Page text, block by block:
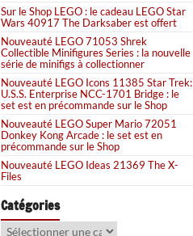
Sur le Shop LEGO : le cadeau LEGO Star
Wars 40917 The Darksaber est offert
Nouveauté LEGO 71053 Shrek
Collectible Minifigures Series : la nouvelle
série de minifigs à collectionner
Nouveauté LEGO Icons 11385 Star Trek:
U.S.S. Enterprise NCC-1701 Bridge : le
set est en précommande sur le Shop
Nouveauté LEGO Super Mario 72051
Donkey Kong Arcade : le set est en
précommande sur le Shop
Nouveauté LEGO Ideas 21369 The X-
Files
Catégories
Catégories